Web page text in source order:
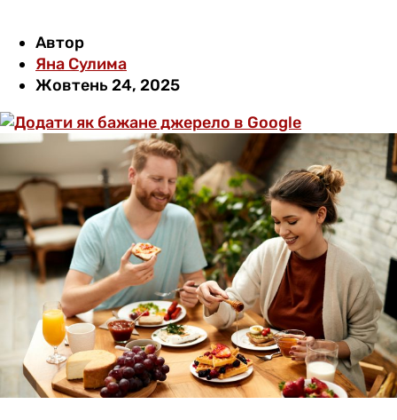
Автор
Яна Сулима
Жовтень 24, 2025